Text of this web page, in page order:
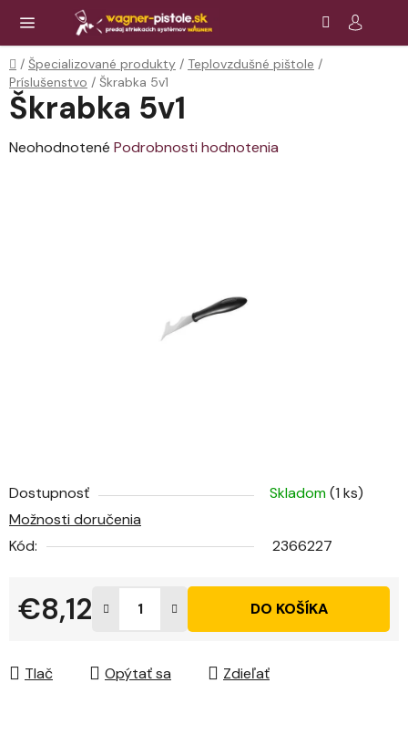
obsah
Domov
/ Špecializované produkty / Teplovzdušné pištole /
Príslušenstvo / Škrabka 5v1
Dostupnosť Skladom(1 ks)
Možnosti doručenia
Kód:
2366227
€8,12 DO KOŠÍKA
Tlač Opýtať sa Zdieľať
Škrabka 5v1
Priemerné
Neohodnotené Podrobnosti hodnotenia